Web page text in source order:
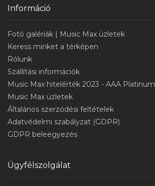
Információ
Fotó galériák | Music Max üzletek
Keress minket a térképen
Rólunk
Szállítási információk
Music Max hitelérték 2023 - AAA Platinum
Music Max üzletek
Általános szerződési feltételek
Adatvédelmi szabályzat (GDPR)
GDPR beleegyezés
Ügyfélszolgálat